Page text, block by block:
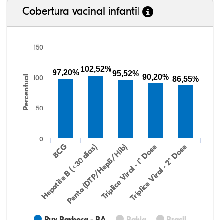
Cobertura vacinal infantil
Percentual
BCG
Hepatite B (<30 dias)
Penta (DTP/HepB/Hib)Tríplice Viral - 1° Dose
Tríplice Viral - 2° Dose
0
50
100
150
97,20% 102,52%
95,52% 90,20% 86,55%